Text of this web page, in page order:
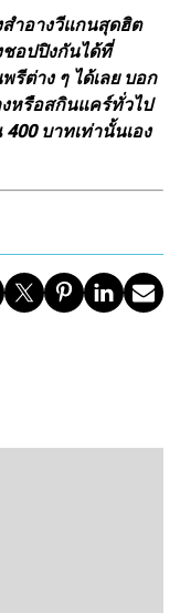
ำอางวีแกนสุดฮิต
อปปิงกันได้ที่
รีต่าง ๆ ได้เลย บอก
งหรือสกินแคร์ทั่วไป
บาทเท่านั้นเอง